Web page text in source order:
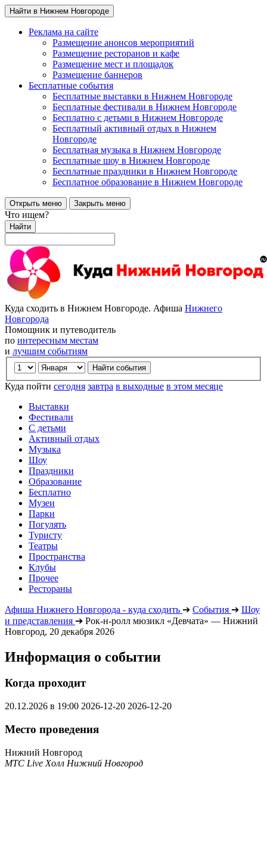
Найти в Нижнем Новгороде
Реклама на сайте
Размещение анонсов мероприятий
Размещение ресторанов и кафе
Размещение мест и площадок
Размещение баннеров
Бесплатные события
Бесплатные выставки в Нижнем Новгороде
Бесплатные фестивали в Нижнем Новгороде
Бесплатно с детьми в Нижнем Новгороде
Бесплатный активный отдых в Нижнем
Новгороде
Бесплатная музыка в Нижнем Новгороде
Бесплатные шоу в Нижнем Новгороде
Бесплатные праздники в Нижнем Новгороде
Бесплатное образование в Нижнем Новгороде
Открыть меню Закрыть меню
Что ищем?
Найти
Куда сходить в Нижнем Новгороде. Афиша Нижнего
Новгорода
Помощник и путеводитель
по интересным местам
и лучшим событиям
Куда пойти сегодня завтра в выходные в этом месяце
Выставки
Фестивали
С детьми
Активный отдых
Музыка
Шоу
Праздники
Образование
Бесплатно
Музеи
Парки
Погулять
Туристу
Театры
Пространства
Клубы
Прочее
Рестораны
Афиша Нижнего Новгорода - куда сходить ➔ События ➔ Шоу
и представления ➔ Рок-н-ролл мюзикл «Девчата» — Нижний
Новгород, 20 декабря 2026
Информация о событии
Когда проходит
20.12.2026 в 19:00 2026-12-20 2026-12-20
Место проведения
Нижний Новгород
МТС Live Холл Нижний Новгород